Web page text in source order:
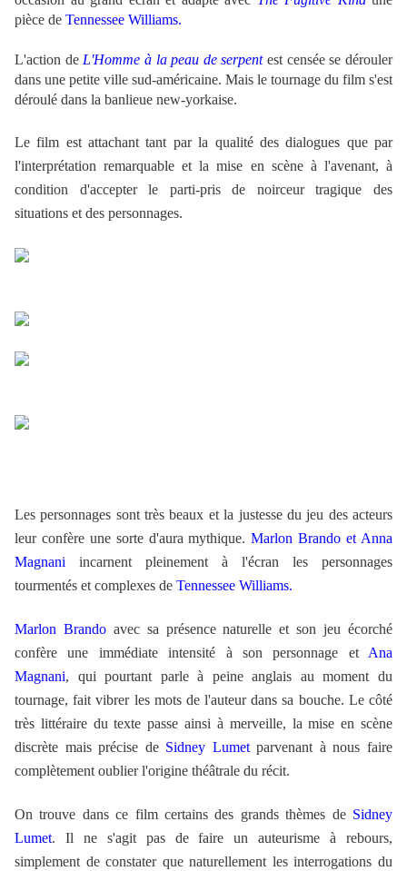
pièce de Tennessee Williams.
L'action de L'Homme à la peau de serpentest censée se dérouler
dans une petite ville sud-américaine. Mais le tournage du film s'est
déroulé dans la banlieue new-yorkaise.
Le film est attachant tant par la qualité des dialogues que par
l'interprétation remarquable et la mise en scène à l'avenant, à
condition d'accepter le parti-pris de noirceur tragique des
situations et des personnages.
Les personnages sont très beaux et la justesse du jeu des acteurs
leur confère une sorte d'aura mythique.Marlon Brando et Anna
Magnani incarnent pleinement à l'écran les personnages
tourmentés et complexes de Tennessee Williams.
Marlon Brando avec sa présence naturelle et son jeu écorché
confère une immédiate intensité à son personnage et Ana
Magnani, qui pourtant parle à peine anglais au moment du
tournage, fait vibrer les mots de l'auteur dans sa bouche. Le côté
très littéraire du texte passe ainsi à merveille, la mise en scène
discrète mais précise de Sidney Lumetparvenant à nous faire
complètement oublier l'origine théâtrale du récit.
On trouve dans ce film certains des grands thèmes de Sidney
Lumet. Il ne s'agit pas de faire un auteurisme à rebours,
simplement de constater que naturellement les interrogations du